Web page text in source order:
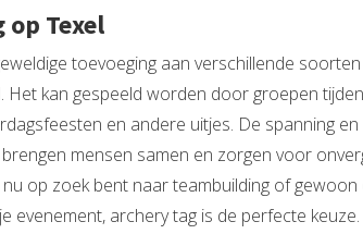
Texel
toevoeging aan verschillende
Het kan gespeeld worden door groepen
en andere uitjes. De spanning
mensen samen en zorgen voor
op zoek bent naar teambuilding of gewoon
evenement, archery tag is de perfecte keuze.